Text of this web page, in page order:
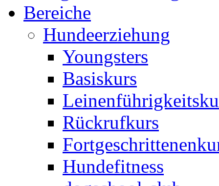
Bereiche
Hundeerziehung
Youngsters
Basiskurs
Rückrufkurs
Hundefitness